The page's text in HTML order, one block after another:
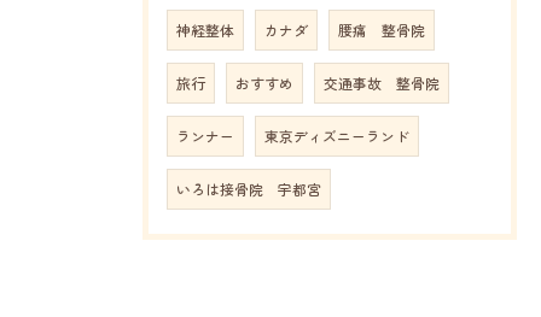
神経整体 カナダ 腰痛 整骨院
旅行 おすすめ 交通事故 整骨院
ランナー 東京ディズニーランド
いろは接骨院 宇都宮